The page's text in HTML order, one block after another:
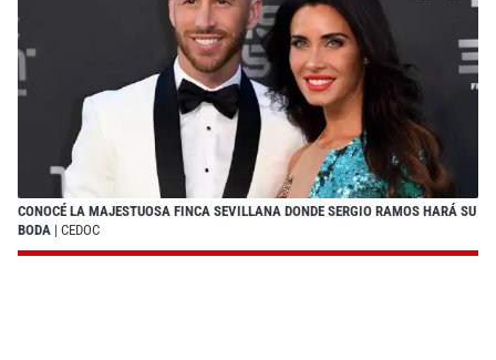
CONOCÉ LA MAJESTUOSA FINCA SEVILLANA DONDE SERGIO RAMOS HARÁ SU
BODA | CEDOC